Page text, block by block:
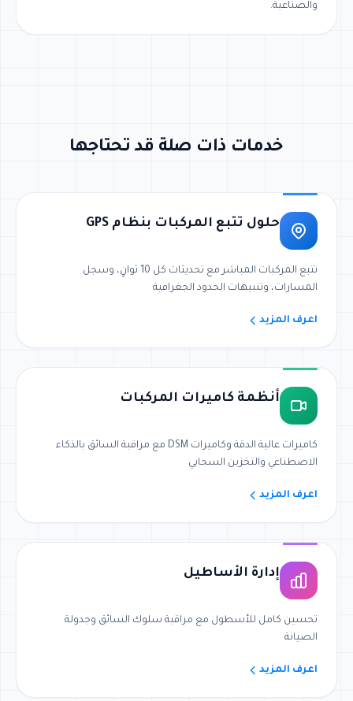
والصناعية.
خدمات ذات صلة قد تحتاجها
حلول تتبع المركبات بنظام GPS
تتبع المركبات المباشر مع تحديثات كل 10 ثوانٍ، وسجل
المسارات، وتنبيهات الحدود الجغرافية
اعرف المزيد
أنظمة كاميرات المركبات
كاميرات عالية الدقة وكاميرات DSM مع مراقبة السائق بالذكاء
الاصطناعي والتخزين السحابي
اعرف المزيد
إدارة الأساطيل
تحسين كامل للأسطول مع مراقبة سلوك السائق وجدولة
الصيانة
اعرف المزيد